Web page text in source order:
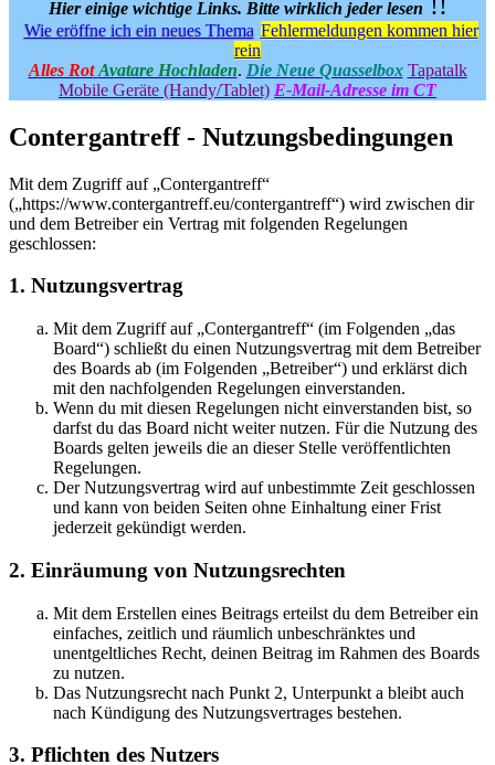
Hier einige wichtige Links. Bitte wirklich jeder lesen
Wie eröffne ich ein neues Thema Fehlermeldungen kommen hier
rein
Alles Rot Avatare Hochladen. Die Neue Quasselbox Tapatalk
Mobile Geräte (Handy/Tablet) E-Mail-Adresse im CT
Contergantreff - Nutzungsbedingungen
Mit dem Zugriff auf „Contergantreff“
(„https://www.contergantreff.eu/contergantreff“) wird zwischen dir
und dem Betreiber ein Vertrag mit folgenden Regelungen
geschlossen:
1. Nutzungsvertrag
Mit dem Zugriff auf „Contergantreff“ (im Folgenden „das
Board“) schließt du einen Nutzungsvertrag mit dem Betreiber
des Boards ab (im Folgenden „Betreiber“) und erklärst dich
mit den nachfolgenden Regelungen einverstanden.
Wenn du mit diesen Regelungen nicht einverstanden bist, so
darfst du das Board nicht weiter nutzen. Für die Nutzung des
Boards gelten jeweils die an dieser Stelle veröffentlichten
Regelungen.
Der Nutzungsvertrag wird auf unbestimmte Zeit geschlossen
und kann von beiden Seiten ohne Einhaltung einer Frist
jederzeit gekündigt werden.
2. Einräumung von Nutzungsrechten
Mit dem Erstellen eines Beitrags erteilst du dem Betreiber ein
einfaches, zeitlich und räumlich unbeschränktes und
unentgeltliches Recht, deinen Beitrag im Rahmen des Boards
zu nutzen.
Das Nutzungsrecht nach Punkt 2, Unterpunkt a bleibt auch
nach Kündigung des Nutzungsvertrages bestehen.
3. Pflichten des Nutzers